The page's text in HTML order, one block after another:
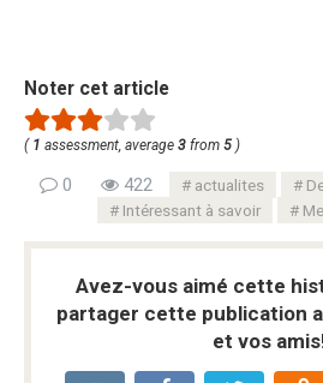
Noter cet article
( 1 assessment, average 3 from 5 )
0 422 actualites
Intéressant à savoir
Avez-vous aimé cette
partager cette publication
et vos